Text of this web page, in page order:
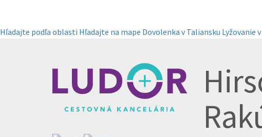
Hľadajte podľa oblasti Hľadajte na mape Dovolenka v Taliansku Lyžovanie